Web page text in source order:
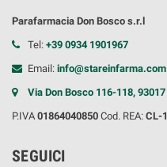
Parafarmacia Don Bosco s.r.l
Tel: +39 0934 1901967
Email: info@stareinfarma.com
Via Don Bosco 116-118,
P.IVA 01864040850 Cod. REA: CL-
SEGUICI